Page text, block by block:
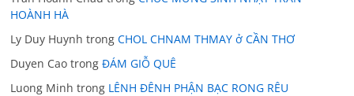
HOÀNH HÀ
Ly Duy Huynh trongCHOL CHNAM THMAY ở CẦN THƠ
Duyen Cao trongĐÁM GIỖ QUÊ
Luong Minh trong LÊNH ĐÊNH PHẬN BẠC RONG RÊU